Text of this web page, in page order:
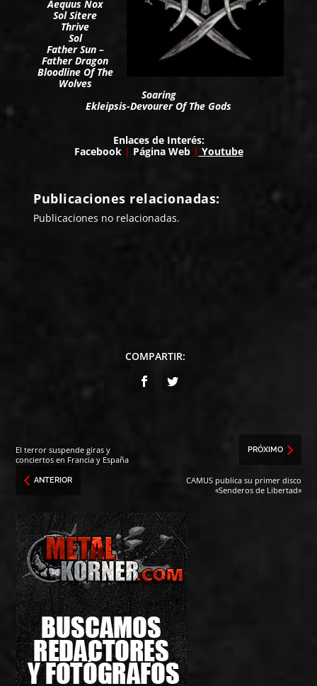
Aequus Nox
Sol Sitere
Thrive
Sol
Father Sun –
Father Dragon
Bloodline Of The
Wolves
Soaring
Ekleipsis-Devourer Of The Gods
Enlaces de Interés:
Facebook | Página Web | Youtube
Publicaciones relacionadas:
Publicaciones no relacionadas.
COMPARTIR:
El terror suspende giras y
conciertos en Francia y España
ANTERIOR
PRÓXIMO
CAMUS publica su primer disco
«Senderos de Libertad»